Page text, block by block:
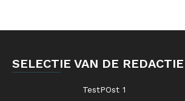
SELECTIE VAN DE REDACTIE
TestPOst 1